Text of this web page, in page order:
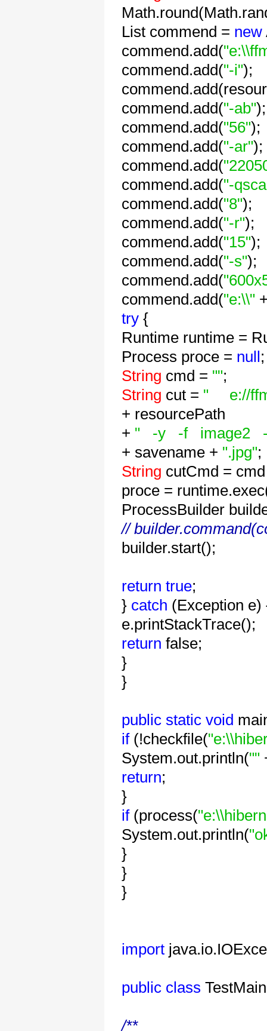
List commend = new
commend.add(
commend.add("-i");
commend.add("-ab");
commend.add("56");
commend.add("-ar");
commend.add(
commend.add("-
commend.add("8");
commend.add("-r");
commend.add("15");
commend.add("-s");
commend.add(
commend.add("e:\\"
try {
Runtime runtime =
Process proce = null ;
String cmd = "";
String cut = " e://
+ resourcePath
+ " -y -f image2
+ savename + ".jpg";
String cutCmd =
proce =
ProcessBuilder
//
builder.start();
return true;
} catch (Exception e)
e.printStackTrace();
return false;
}
}
public static void
if(!checkfile(
System.out.println(""
return;
}
if(process(
System.out.println(
}
}
}
import
public class
/**